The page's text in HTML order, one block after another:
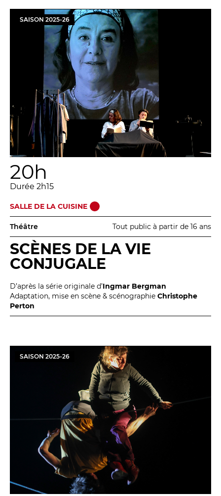
SAISON 2025-26
20h
Durée 2h15
SALLE DE LA CUISINE
Théâtre Tout public à partir de 16 ans
SCÈNES DE LA VIE
CONJUGALE
D’après la série originale d’Ingmar Bergman
Adaptation, mise en scène & scénographie Christophe
Perton
SAISON 2025-26